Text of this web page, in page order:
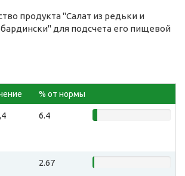
продукта "Салат из редьки и
для подсчета его пищевой
% от нормы
6.4
2.67